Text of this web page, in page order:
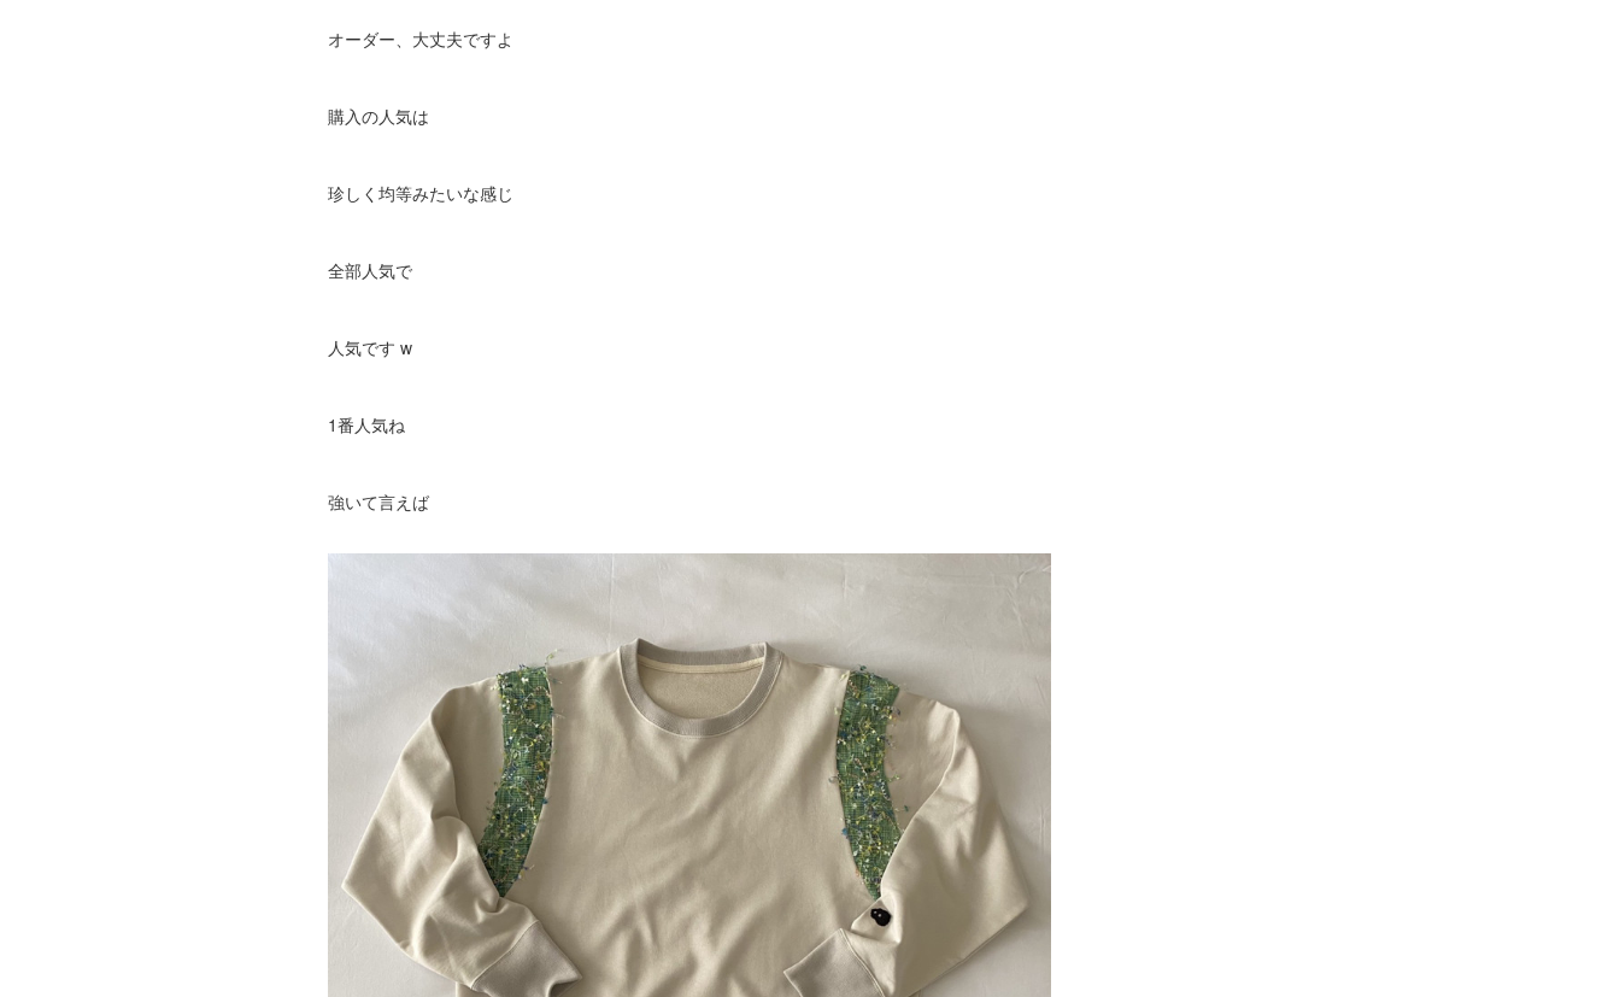
オーダー、大丈夫ですよ
購入の人気は
珍しく均等みたいな感じ
全部人気で
人気です w
1番人気ね
強いて言えば